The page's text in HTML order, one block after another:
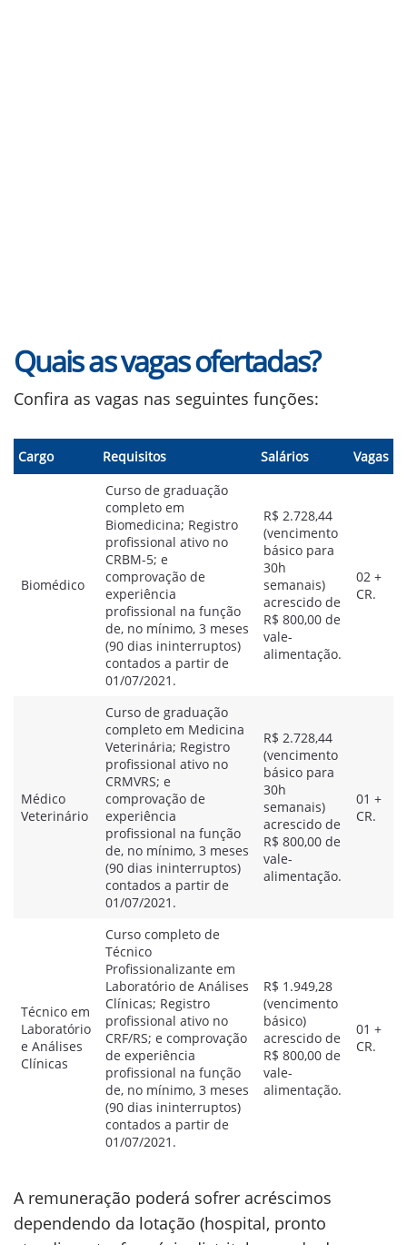
Quais as vagas ofertadas?
Confira as vagas nas seguintes funções:
Cargo Requisitos Salários Vagas
Biomédico
Curso de graduação
completo em
Biomedicina; Registro
profissional ativo no
CRBM-5; e
comprovação de
experiência
profissional na função
de, no mínimo, 3 meses
(90 dias ininterruptos)
contados a partir de
01/07/2021.
R$ 2.728,44
(vencimento
básico para
30h
semanais)
acrescido de
R$ 800,00 de
vale-
alimentação.
02 +
CR.
Médico
Veterinário
Curso de graduação
completo em Medicina
Veterinária; Registro
profissional ativo no
CRMVRS; e
comprovação de
experiência
profissional na função
de, no mínimo, 3 meses
(90 dias ininterruptos)
contados a partir de
01/07/2021.
R$ 2.728,44
(vencimento
básico para
30h
semanais)
acrescido de
R$ 800,00 de
vale-
alimentação.
01 +
CR.
Técnico em
Laboratório
e Análises
Clínicas
Curso completo de
Técnico
Profissionalizante em
Laboratório de Análises
Clínicas; Registro
profissional ativo no
CRF/RS; e comprovação
de experiência
profissional na função
de, no mínimo, 3 meses
(90 dias ininterruptos)
contados a partir de
01/07/2021.
R$ 1.949,28
(vencimento
básico)
acrescido de
R$ 800,00 de
vale-
alimentação.
01 +
CR.
A remuneração poderá sofrer acréscimos
dependendo da lotação (hospital, pronto